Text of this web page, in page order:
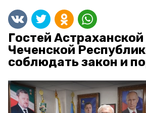
Гостей
Чеченской
соблюдать закон и